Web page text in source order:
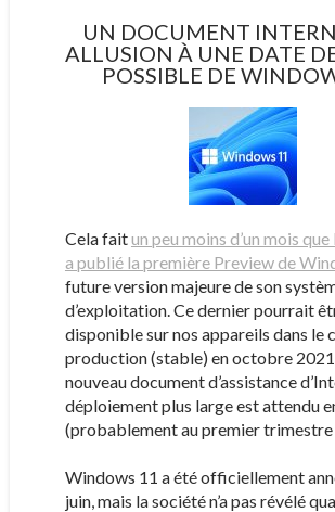
UN DOCUMENT
ALLUSION À UNE DATE
POSSIBLE DE
Cela faitun peu moins d’un mois
a publié la première Preview de
future version majeure de son
d’exploitation. Ce dernier pourrait
disponible sur nos appareils dans le
production (stable) en octobre
nouveau document d’assistance
déploiement plus large est attendu
(probablement au premier trimestre
Windows 11 a été officiellement
juin, mais la société n’a pas révélé